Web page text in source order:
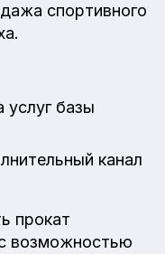
спортивного
услуг базы
канал
прокат
возможностью